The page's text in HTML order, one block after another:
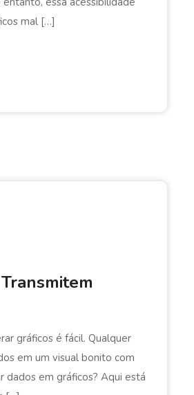
mal […]
gráficos é fácil. Qualquer
em um visual bonito com
dados em gráficos? Aqui está